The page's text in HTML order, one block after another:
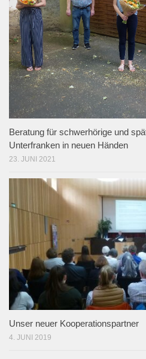
Beratung für schwerhörige und
Unterfranken in neuen Händen
23. JUNI 2021
Unser neuer Kooperationspartner
4. JUNI 2019